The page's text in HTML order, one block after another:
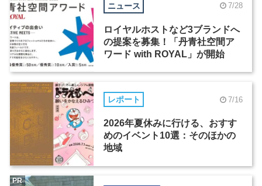
ニュース 7/28
ロイヤルホストなど3ブランドへ
の提案を募集！「丹青社空間ア
ワード with ROYAL」が開始
レポート 7/16
2026年夏休みに行ける、おすす
めのイベント10選：そのほかの
地域
PR